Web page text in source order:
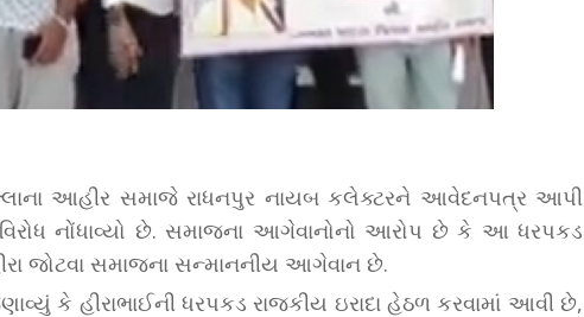
આહીર સમાજે રાધનપુર નાયબ કલેક્ટરને આવેદનપત્ર આપી
વિરોધ નોંધાવ્યો છે. સમાજના આગેવાનોનો આરોપ છે કે આ ધરપકડ
જોટવા સમાજના સન્માનનીય આગેવાન છે.
કે હીરાભાઈની ધરપકડ રાજકીય ઇરાદા હેઠળ કરવામાં આવી છે,